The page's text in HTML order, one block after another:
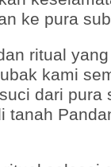
ke pura
ritual
kami
dari pura
tanah